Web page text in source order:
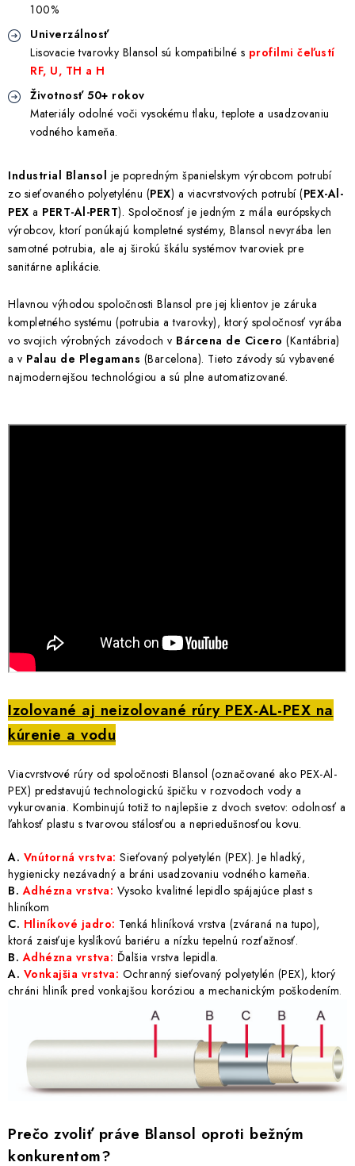
Spojovací materiál
Akcie, Zľavy
Reklamačné podmienky
Podmienky ochrany osobných údajov
Obchodné podmienky požičovne náradia
Moja objednávka
100%
Univerzálnosť
Lisovacie tvarovky Blansol sú kompatibilné s profilmi čeľustí
RF, U, TH a H
Životnosť 50+ rokov
Materiály odolné voči vysokému tlaku, teplote a usadzovaniu
vodného kameňa.
Industrial Blansol je popredným španielskym výrobcom potrubí
zo sieťovaného polyetylénu (PEX) a viacvrstvových potrubí (PEX-Al-
PEX a PERT-Al-PERT). Spoločnosť je jedným z mála európskych
výrobcov, ktorí ponúkajú kompletné systémy, Blansol nevyrába len
samotné potrubia, ale aj širokú škálu systémov tvaroviek pre
sanitárne aplikácie.
Hlavnou výhodou spoločnosti Blansol pre jej klientov je záruka
kompletného systému (potrubia a tvarovky), ktorý spoločnosť vyrába
vo svojich výrobných závodoch v Bárcena de Cicero (Kantábria)
a v Palau de Plegamans (Barcelona). Tieto závody sú vybavené
najmodernejšou technológiou a sú plne automatizované.
Izolované aj neizolované rúry PEX-AL-PEX na
kúrenie a vodu
Viacvrstvové rúry od spoločnosti Blansol (označované ako PEX-Al-
PEX) predstavujú technologickú špičku v rozvodoch vody a
vykurovania. Kombinujú totiž to najlepšie z dvoch svetov: odolnosť a
ľahkosť plastu s tvarovou stálosťou a nepriedušnosťou kovu.
A. Vnútorná vrstva: Sieťovaný polyetylén (PEX). Je hladký,
hygienicky nezávadný a bráni usadzovaniu vodného kameňa.
B.Adhézna vrstva: Vysoko kvalitné lepidlo spájajúce plast s
hliníkom
C. Hliníkové jadro: Tenká hliníková vrstva (zváraná na tupo),
ktorá zaisťuje kyslíkovú bariéru a nízku tepelnú rozťažnosť.
B.Adhézna vrstva: Ďalšia vrstva lepidla.
A. Vonkajšia vrstva: Ochranný sieťovaný polyetylén (PEX), ktorý
chráni hliník pred vonkajšou koróziou a mechanickým poškodením.
Prečo zvoliť práve Blansol oproti bežným
konkurentom?